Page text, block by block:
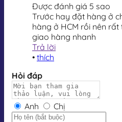
Được đánh giá 5 sao
Trước hay đặt hàng ở
hàng ở HCM rồi nên
giao hàng nhanh
Trả lời
• thích
Hỏi đáp
Anh Chị